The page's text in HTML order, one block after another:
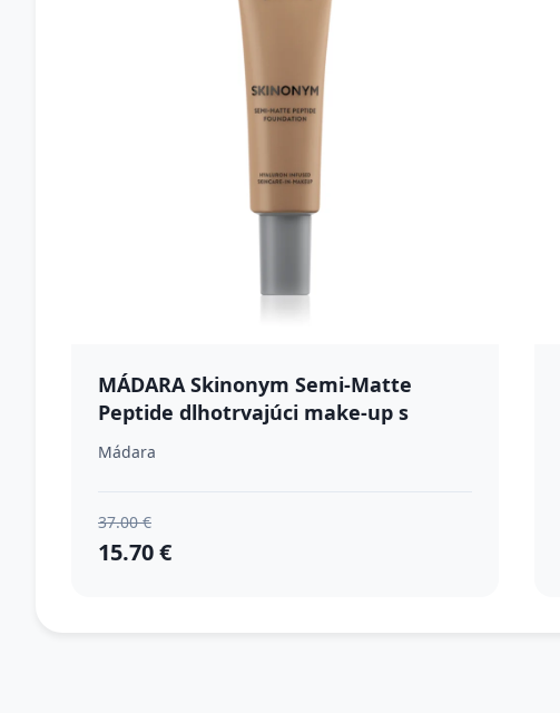
MÁDARA Skinonym Semi-Matte
Peptide dlhotrvajúci make-up s
peptidmi odtieň #60 Olive 30 ml
Mádara
37.00 €
15.70 €